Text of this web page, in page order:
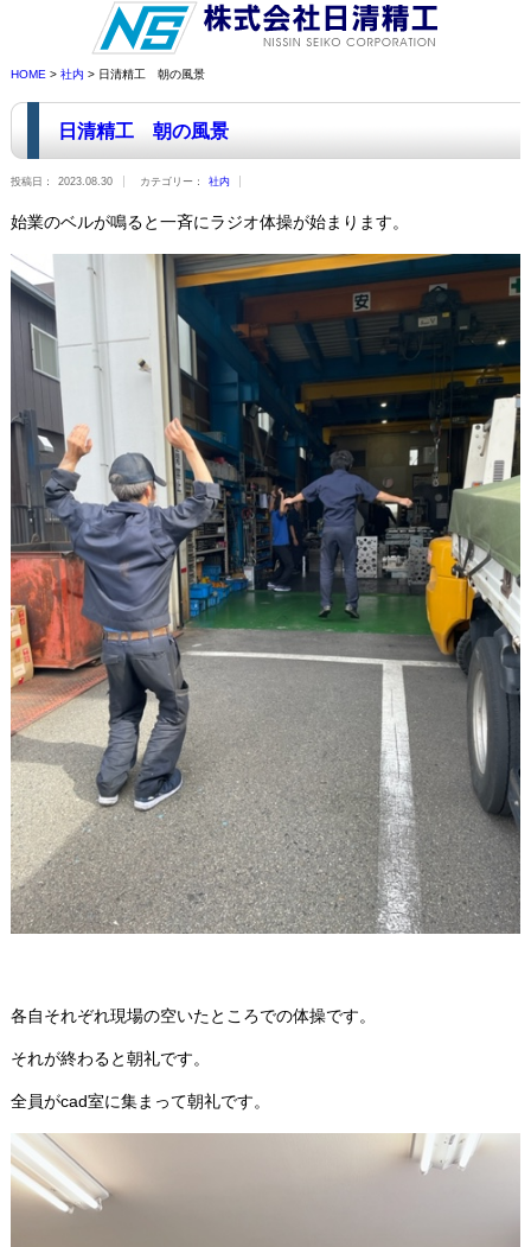
HOME > 社内 > 日清精工 朝の風景
日清精工 朝の風景
投稿日： 2023.08.30 カテゴリー： 社内
始業のベルが鳴ると一斉にラジオ体操が始まります。
各自それぞれ現場の空いたところでの体操です。
それが終わると朝礼です。
全員がcad室に集まって朝礼です。